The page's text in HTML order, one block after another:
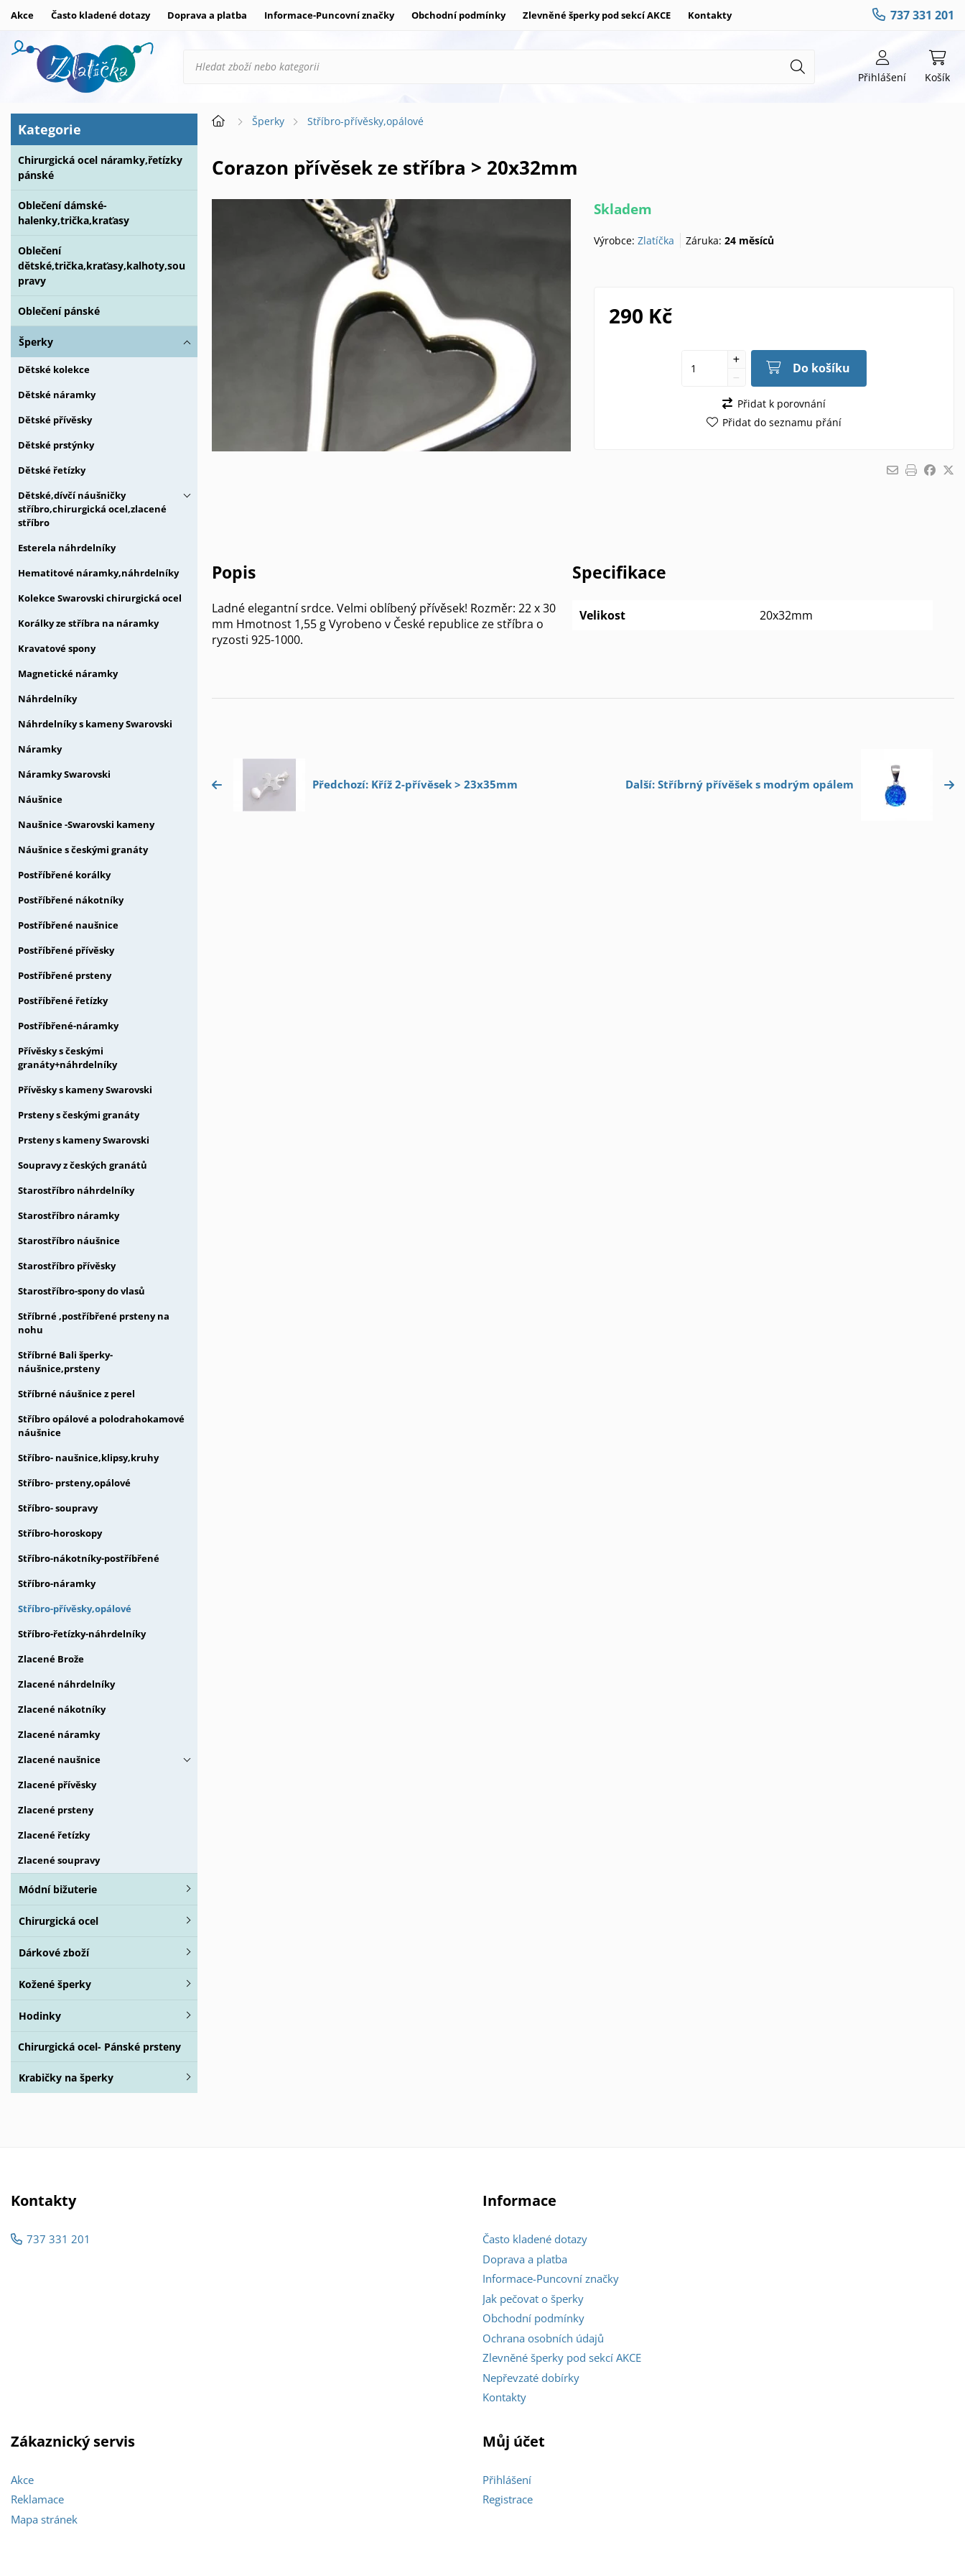
Akce Často kladené dotazy Doprava a platba Informace-Puncovní značky Obchodní podmínky Zlevněné šperky pod sekcí AKCE Kontakty 737 331 201
Přihlášení Košík
Kategorie
Chirurgická ocel náramky,řetízky
pánské
Oblečení dámské-
halenky,trička,kraťasy
Oblečení
dětské,trička,kraťasy,kalhoty,sou
pravy
Oblečení pánské
Šperky
Dětské kolekce
Dětské náramky
Dětské přívěsky
Dětské prstýnky
Dětské řetízky
Dětské,dívčí náušničky
stříbro,chirurgická ocel,zlacené
stříbro
Esterela náhrdelníky
Hematitové náramky,náhrdelníky
Kolekce Swarovski chirurgická ocel
Korálky ze stříbra na náramky
Kravatové spony
Magnetické náramky
Náhrdelníky
Náhrdelníky s kameny Swarovski
Náramky
Náramky Swarovski
Náušnice
Naušnice -Swarovski kameny
Náušnice s českými granáty
Postříbřené korálky
Postříbřené nákotníky
Postříbřené naušnice
Postříbřené přívěsky
Postříbřené prsteny
Postříbřené řetízky
Postříbřené-náramky
Přívěsky s českými
granáty+náhrdelníky
Přívěsky s kameny Swarovski
Prsteny s českými granáty
Prsteny s kameny Swarovski
Soupravy z českých granátů
Starostříbro náhrdelníky
Starostříbro náramky
Starostříbro náušnice
Starostříbro přívěsky
Starostříbro-spony do vlasů
Stříbrné ,postříbřené prsteny na
nohu
Stříbrné Bali šperky-
náušnice,prsteny
Stříbrné náušnice z perel
Stříbro opálové a polodrahokamové
náušnice
Stříbro- naušnice,klipsy,kruhy
Stříbro- prsteny,opálové
Stříbro- soupravy
Stříbro-horoskopy
Stříbro-nákotníky-postříbřené
Stříbro-náramky
Stříbro-přívěsky,opálové
Stříbro-řetízky-náhrdelníky
Zlacené Brože
Zlacené náhrdelníky
Zlacené nákotníky
Zlacené náramky
Zlacené naušnice
Zlacené přívěsky
Zlacené prsteny
Zlacené řetízky
Zlacené soupravy
Módní bižuterie
Chirurgická ocel
Dárkové zboží
Kožené šperky
Hodinky
Chirurgická ocel- Pánské prsteny
Krabičky na šperky
Šperky Stříbro-přívěsky,opálové
Corazon přívěsek ze stříbra > 20x32mm
Skladem
Výrobce: Zlatíčka Záruka:24 měsíců
290 Kč
Do košíku
Přidat k porovnání
Přidat do seznamu přání
Popis
Ladné elegantní srdce. Velmi oblíbený přívěsek! Rozměr: 22 x 30
mm Hmotnost 1,55 g Vyrobeno v České republice ze stříbra o
ryzosti 925-1000.
Specifikace
Velikost 20x32mm
Předchozí: Kříž 2-přívěsek > 23x35mm Další: Stříbrný přívěšek s modrým opálem
Kontakty
737 331 201
Informace
Často kladené dotazy
Doprava a platba
Informace-Puncovní značky
Jak pečovat o šperky
Obchodní podmínky
Ochrana osobních údajů
Zlevněné šperky pod sekcí AKCE
Nepřevzaté dobírky
Kontakty
Zákaznický servis
Akce
Reklamace
Mapa stránek
Můj účet
Přihlášení
Registrace